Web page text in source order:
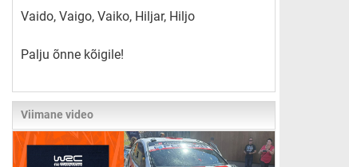
Vaido, Vaigo, Vaiko, Hiljar, Hiljo
Palju õnne kõigile!
Viimane video